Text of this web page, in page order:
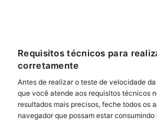
Requisitos técnicos para
corretamente
Antes de realizar o teste de velocidade
que você atende aos requisitos técnicos
resultados mais precisos, feche todos os
navegador que possam estar